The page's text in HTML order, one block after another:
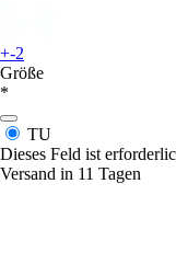
+-2
Größe
*
TU
Dieses Feld ist
Versand in 11 Tagen